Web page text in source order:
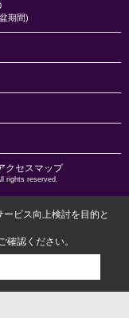
期間)
クセスマップ
rights reserved.
ビス向上検討を目的と
確認ください。